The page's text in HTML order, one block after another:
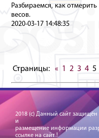
Разбираемся, как
весов.
2020-03-17 14:48:35
Страницы: « 1 2 3 4 5
2018 (c) Данный сайт
и
размещение информации
ссылке на сайт !